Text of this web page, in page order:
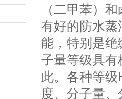
（二甲苯）
有好的防水
能，特别是
子量等级具
此。各种等
度、分子量